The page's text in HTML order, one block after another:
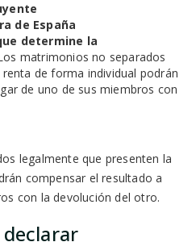
de España
determine la
matrimonios no separados
de forma individual podrán
de uno de sus miembros con
legalmente que presenten la
compensar el resultado a
con la devolución del otro.